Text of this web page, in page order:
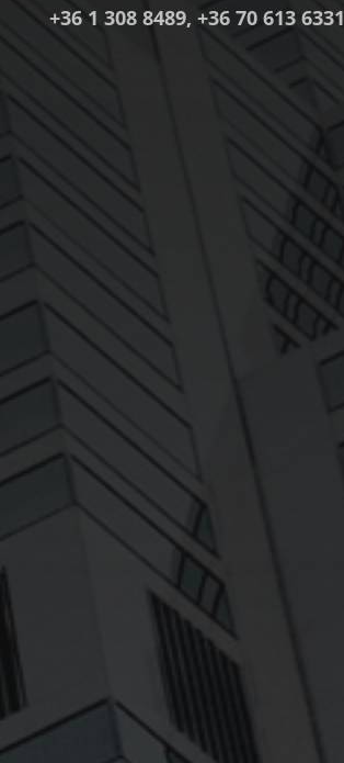
+36 1 308 8489, +36 70 613 6331